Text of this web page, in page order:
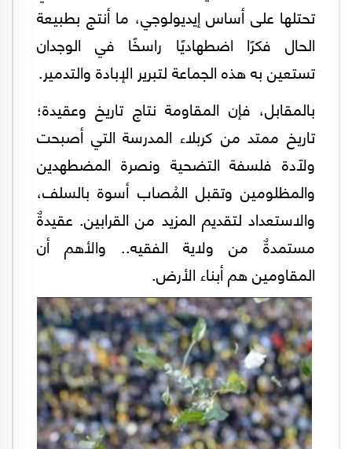
تحتلها على أساس إيديولوجي، ما أنتج بطبيعة
الحال فكرًا اضطهاديًا راسخًا في الوجدان
تستعين به هذه الجماعة لتبرير الإبادة والتدمير.
بالمقابل، فإن المقاومة نتاج تاريخ وعقيدة؛
تاريخ ممتد من كربلاء المدرسة التي أصبحت
ولّادة فلسفة التضحية ونصرة المضطهدين
والمظلومين وتقبل المُصاب أسوة بالسلف،
والاستعداد لتقديم المزيد من القرابين. عقيدةٌ
مستمدةٌ من ولاية الفقيه.. والأهم أن
المقاومين هم أبناء الأرض.